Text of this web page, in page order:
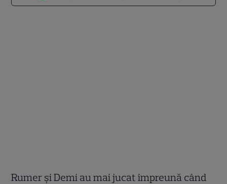
Rumer şi Demi au mai jucat împreună când